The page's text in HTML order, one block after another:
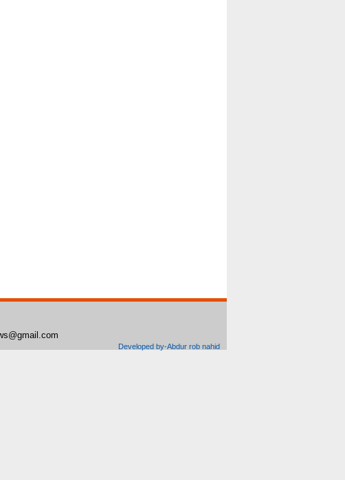
Developed by-Abdur rob nahid